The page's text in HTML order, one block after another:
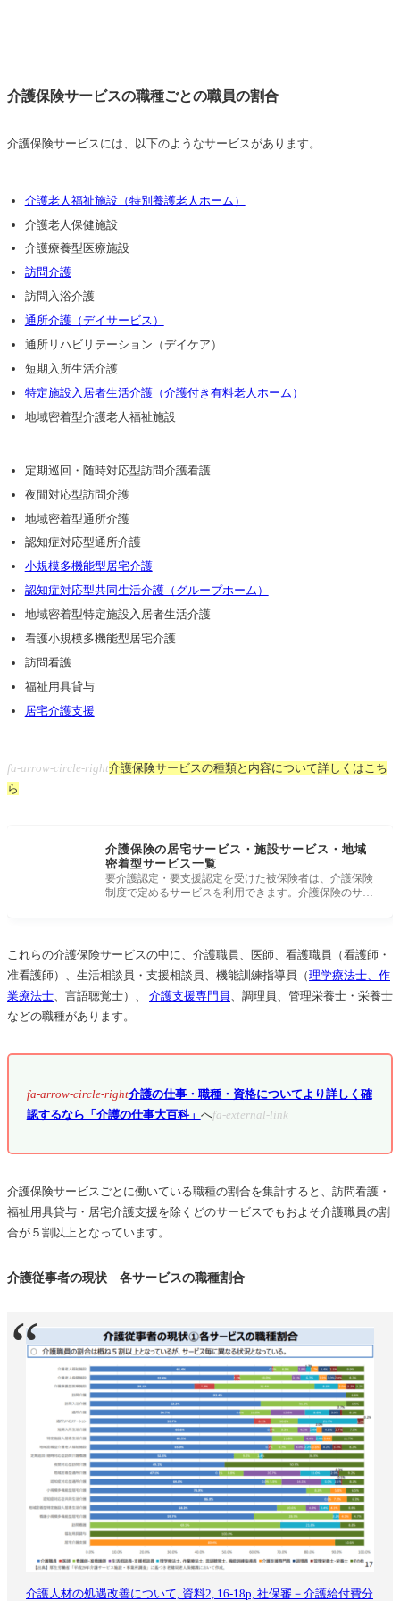
介護保険サービスの職種ごとの職員の割合
介護保険サービスには、以下のようなサービスがあります。
介護⽼⼈福祉施設（特別養護老人ホーム）
介護⽼⼈保健施設
介護療養型医療施設
訪問介護
訪問⼊浴介護
通所介護（デイサービス）
通所リハビリテーション（デイケア）
短期⼊所⽣活介護
特定施設⼊居者⽣活介護（介護付き有料老人ホーム）
地域密着型介護⽼⼈福祉施設
定期巡回・随時対応型訪問介護看護
夜間対応型訪問介護
地域密着型通所介護
認知症対応型通所介護
⼩規模多機能型居宅介護
認知症対応型共同⽣活介護（グループホーム）
地域密着型特定施設⼊居者⽣活介護
看護⼩規模多機能型居宅介護
訪問看護
福祉⽤具貸与
居宅介護⽀援
fa-arrow-circle-right介護保険サービスの種類と内容について詳しくはこち
ら
介護保険の居宅サービス・施設サービス・地域
密着型サービス一覧
要介護認定・要支援認定を受けた被保険者は、介護保険
制度で定めるサービスを利用できます。介護保険のサー
これらの介護保険サービスの中に、介護職員、医師、看護職員（看護師・
准看護師）、⽣活相談員・⽀援相談員、機能訓練指導員（理学療法⼠、作
業療法⼠、⾔語聴覚⼠）、 介護⽀援専⾨員 、調理員、管理栄養⼠・栄養⼠
などの職種があります。
fa-arrow-circle-right介護の仕事・職種・資格についてより詳しく確
認するなら「介護の仕事大百科」 へfa-external-link
介護保険サービスごとに働いている職種の割合を集計すると、訪問看護・
福祉用具貸与・居宅介護支援を除くどのサービスでもおよそ介護職員の割
合が５割以上となっています。
介護従事者の現状 各サービスの職種割合
介護人材の処遇改善について, 資料2, 16-18p, 社保審－介護給付費分